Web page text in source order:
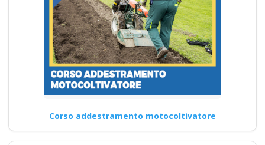
Corso addestramento motocoltivatore